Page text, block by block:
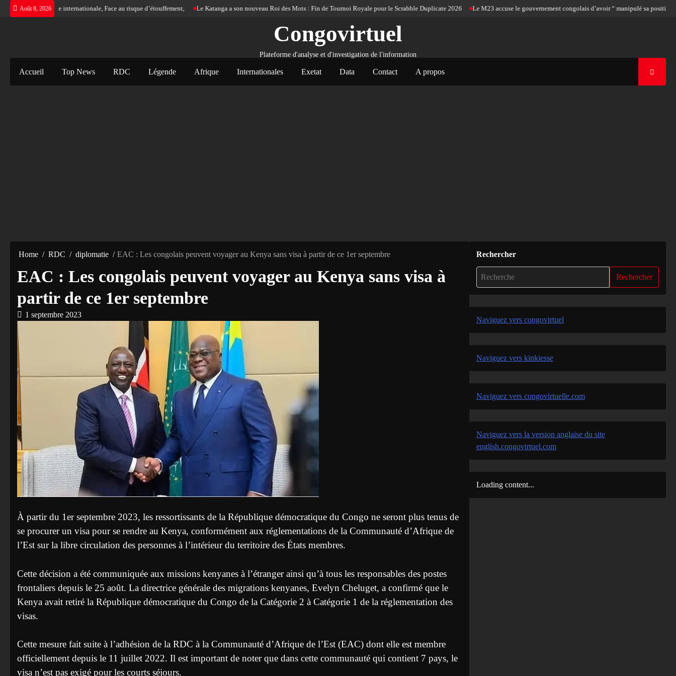
Skip
Août 8, 2026
d’une justice internationale, Face au risque d’étouffement, Le Katanga a son nouveau Roi des Mots : Fin de Tournoi Royale pour le Scrabble Duplicate 2026 Le M23 accuse le gouvernement congolais d’avoir “ manipulé sa position
Congovirtuel
Plateforme d'analyse et d'investigation de l'information
Accueil Top News RDC Légende Afrique Internationales Exetat Data Contact A propos
Home RDC diplomatie EAC : Les congolais peuvent voyager au Kenya sans visa à partir de ce 1er septembre
EAC : Les congolais peuvent voyager au Kenya sans visa à
partir de ce 1er septembre
1 septembre 2023
À partir du 1er septembre 2023, les ressortissants de la République démocratique du Congo ne seront plus tenus de
se procurer un visa pour se rendre au Kenya, conformément aux réglementations de la Communauté d’Afrique de
l’Est sur la libre circulation des personnes à l’intérieur du territoire des États membres.
Cette décision a été communiquée aux missions kenyanes à l’étranger ainsi qu’à tous les responsables des postes
frontaliers depuis le 25 août. La directrice générale des migrations kenyanes, Evelyn Cheluget, a confirmé que le
Kenya avait retiré la République démocratique du Congo de la Catégorie 2 à Catégorie 1 de la réglementation des
visas.
Cette mesure fait suite à l’adhésion de la RDC à la Communauté d’Afrique de l’Est (EAC) dont elle est membre
officiellement depuis le 11 juillet 2022. Il est important de noter que dans cette communauté qui contient 7 pays, le
visa n’est pas exigé pour les courts séjours.
Rechercher
Rechercher
Naviguez vers congovirtuel
Naviguez vers kinkiesse
Naviguez vers congovirtuelle.com
Naviguez vers la version anglaise du site
english.congovirtuel.com
Loading content...